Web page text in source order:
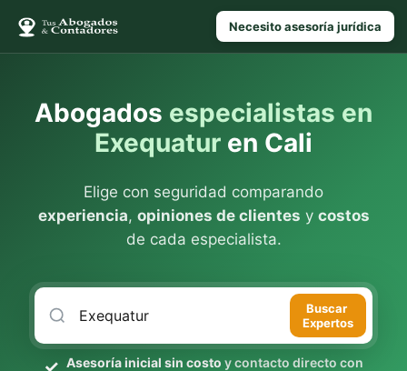
Necesito asesoría jurídica
Abogados especialistas en
Exequatur en Cali
Elige con seguridad comparando
experiencia, opiniones de clientes y costos
de cada especialista.
Buscar
Expertos
Asesoría inicial sin costo y contacto directo con